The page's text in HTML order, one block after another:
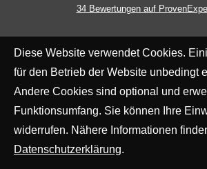
34Bewertungen auf
Diese Website verwendet Cookies.
für den Betrieb der Website unbedingt
Andere Cookies sind optional und
Funktionsumfang. Sie können Ihre
widerrufen. Nähere Informationen
Datenschutzerklärung.